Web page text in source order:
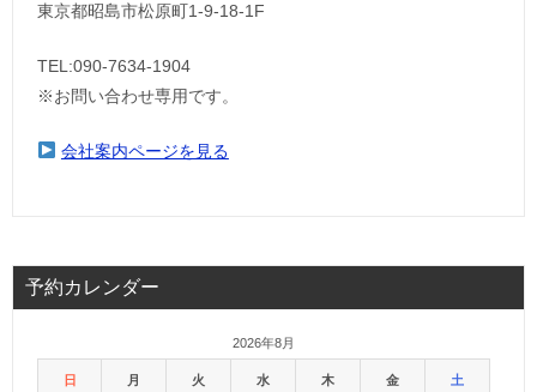
東京都昭島市松原町1-9‐18‐1F
TEL:090-7634-1904
※お問い合わせ専用です。
会社案内ページを見る
予約カレンダー
2026年8月
日 月 火 水 木 金 土